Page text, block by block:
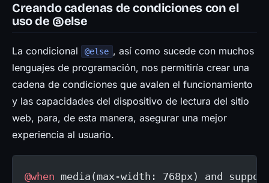
Creando cadenas de condiciones con el
uso de @else
La condicional @else , así como sucede con muchos
lenguajes de programación, nos permitiría crear una
cadena de condiciones que avalen el funcionamiento
y las capacidades del dispositivo de lectura del sitio
web, para, de esta manera, asegurar una mejor
experiencia al usuario.
@when media(max-width: 768px) and